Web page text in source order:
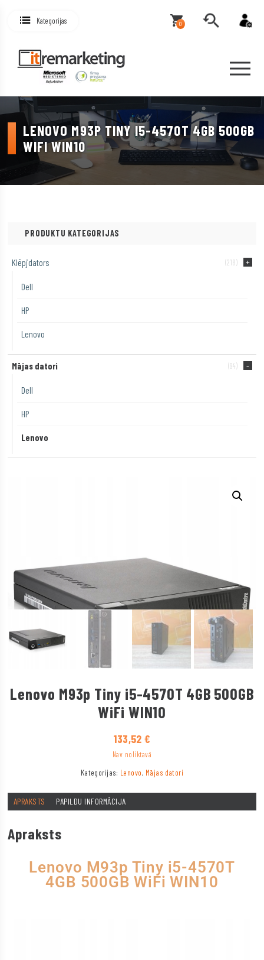
Kategorijas 0
LENOVO M93P TINY I5-4570T 4GB 500GB
WIFI WIN10
PRODUKTU KATEGORIJAS
Klēpjdators (218)
Dell
HP
Lenovo
Mājas datori (94)
Dell
HP
Lenovo
Lenovo M93p Tiny i5-4570T 4GB 500GB
WiFi WIN10
133,52€
Nav noliktavā
Kategorijas: Lenovo, Mājas datori
APRAKSTS PAPILDU INFORMĀCIJA
Apraksts
Lenovo M93p Tiny i5-4570T
4GB 500GB WiFi WIN10